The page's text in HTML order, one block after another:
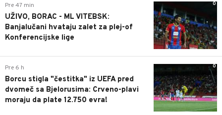
0
Pre 47 min
UŽIVO, BORAC - ML VITEBSK:
Banjalučani hvataju zalet za plej-of
Konferencijske lige
0
Pre 6 h
Borcu stigla "čestitka" iz UEFA pred
dvomeč sa Bjelorusima: Crveno-plavi
moraju da plate 12.750 evra!